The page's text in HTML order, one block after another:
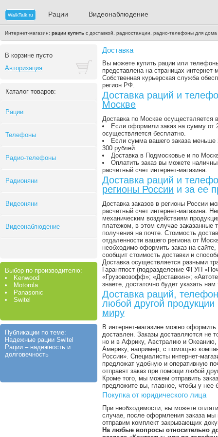
WalkTalk.ru Рации Видеонаблюдение
Интернет-магазин: рации купить с доставкой, радиостанции, радио-телефоны для
В корзине пусто
Авторизация
Каталог товаров:
Рации
Телефоны
Радио-телефоны
Радионяни
Видеоняни
Видеонаблюдение
Выбор по производителю:
Kenwood
Motorola
Panasonic
Switel
Публикации по теме:
Надежные рации Switel
Рации – надежность и
долговечность
Доставка
Вы можете купить рации или
представлена на страницах
Собственная курьерская служба
регион РФ.
Доставка раций и
Москве
Доставка по Москве
Если оформили заказ на сумму от
осуществляется бесплатно.
Если сумма вашего заказа меньше
300 рублей.
Доставка в Подмосковье и по
Оплатить заказ вы можете
расчетный счет интернет-магазина.
Доставка раций и
регионы России и за ее
Доставка заказов в регионы России
расчетный счет интернет-магазина.
механическим воздействиям
платежом, в этом случае заказанные
получения на почте. Стоимость
отдаленности вашего региона от
необходимо оформить заказ на сайте,
сообщит стоимость доставки и
Доставка осуществляется разными
Гарантпост (подразделение ФГУП
«Грузовозофф»; «Доставкин»;
знаете, достаточно будет указать
Доставка раций,
любой другой
миру
В интернет-магазине можно
доставлен. Заказы доставляются не
но и в Африку, Австралию и
Америку, например, с помощью
России». Специалисты интернет-
предложат удобную и оперативную
отправят заказ при помощи любой
Кроме того, мы можем отправить
предложите вы, главное, чтобы у нее
Покупка от юридического лица
При необходимости, вы можете
случае, после оформления заказа мы
отправим комплект закрывающих
На любые вопросы относительно